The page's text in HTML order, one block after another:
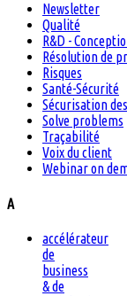
Newsletter
Qualité
R&D -
Résolution de
Risques
Santé-Sécurité
Sécurisation
Solve problems
Traçabilité
Voix du client
Webinar on
A
accélérateur
de
business
& de